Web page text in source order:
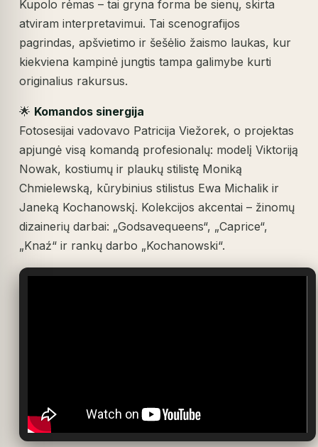
Kupolo rėmas – tai gryna forma be sienų, skirta
atviram interpretavimui. Tai scenografijos
pagrindas, apšvietimo ir šešėlio žaismo laukas, kur
kiekviena kampinė jungtis tampa galimybe kurti
originalius rakursus.
🌟 Komandos sinergija
Fotosesijai vadovavo Patricija Viežorek, o projektas
apjungė visą komandą profesionalų: modelį Viktoriją
Nowak, kostiumų ir plaukų stilistę Moniką
Chmielewską, kūrybinius stilistus Ewa Michalik ir
Janeką Kochanowskį. Kolekcijos akcentai – žinomų
dizainerių darbai: „Godsavequeens“, „Caprice“,
„Knaź“ ir rankų darbo „Kochanowski“.